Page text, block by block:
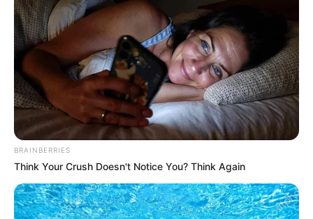
(foto: instagram/masaji_)
3. Saat ini telah membintangi lebih dari 20 judul FTV
yang membuktikan bahwa ia berbakat dalam
berakting
BRAINBERRIES
Think Your Crush Doesn't Notice You? Think Again